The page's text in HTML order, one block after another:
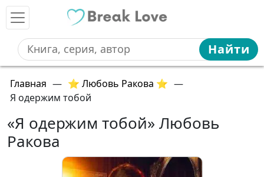
Найти
Главная — ⭐ Любовь Ракова ⭐ —
Я одержим тобой
«Я одержим тобой» Любовь
Ракова